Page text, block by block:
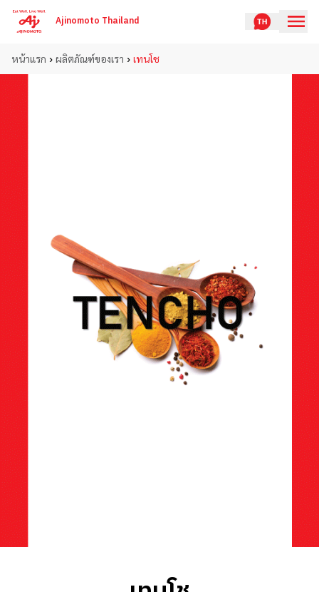
Ajinomoto Thailand
หน้าแรก › ผลิตภัณฑ์ของเรา › เทนโช